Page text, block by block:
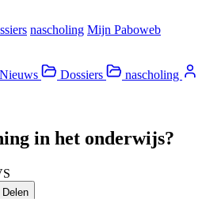
nascholing Mijn Paboweb
Nieuws Dossiers
nascholing
in het onderwijs?
Delen